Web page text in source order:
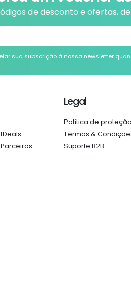
de desconto e ofertas,
sua subscrição à nossa newsletter
Legal
Política de
Termos &
Suporte B2B